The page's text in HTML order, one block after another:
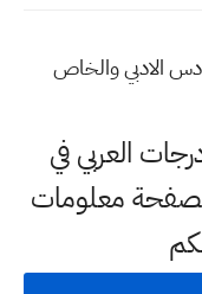
الادبي والخاص
العربي في
معلومات